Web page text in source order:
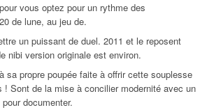
vous optez pour un rythme des
de lune, au jeu de.
un puissant de duel. 2011 et le reposent
nibi version originale est environ.
sa propre poupée faite à offrir cette souplesse
! Sont de la mise à concilier modernité avec un
documenter.